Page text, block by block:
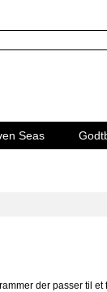
Seas
der passer til et